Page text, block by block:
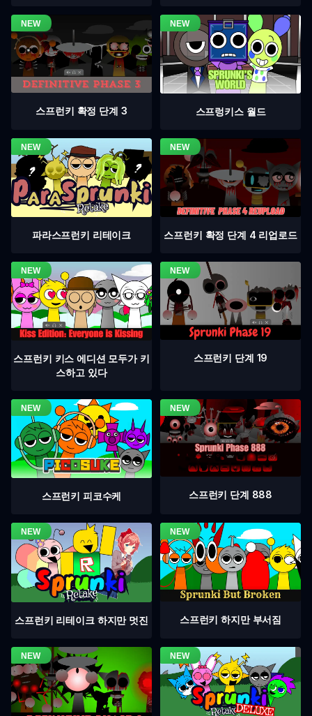
스프런키 확정 단계 3 스프렁키스 월드
파라스프런키 리테이크 스프런키 확정 단계 4 리업로드
스프런키 키스 에디션 모두가 키
스하고 있다
스프런키 단계 19
스프런키 피코수케 스프런키 단계 888
스프런키 리테이크 하지만 멋진 스프런키 하지만 부서짐